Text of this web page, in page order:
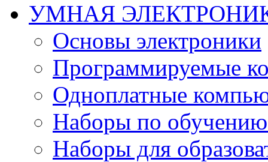
УМНАЯ
Основы электроники
Программируемые
Одноплатные
Наборы по
Наборы для